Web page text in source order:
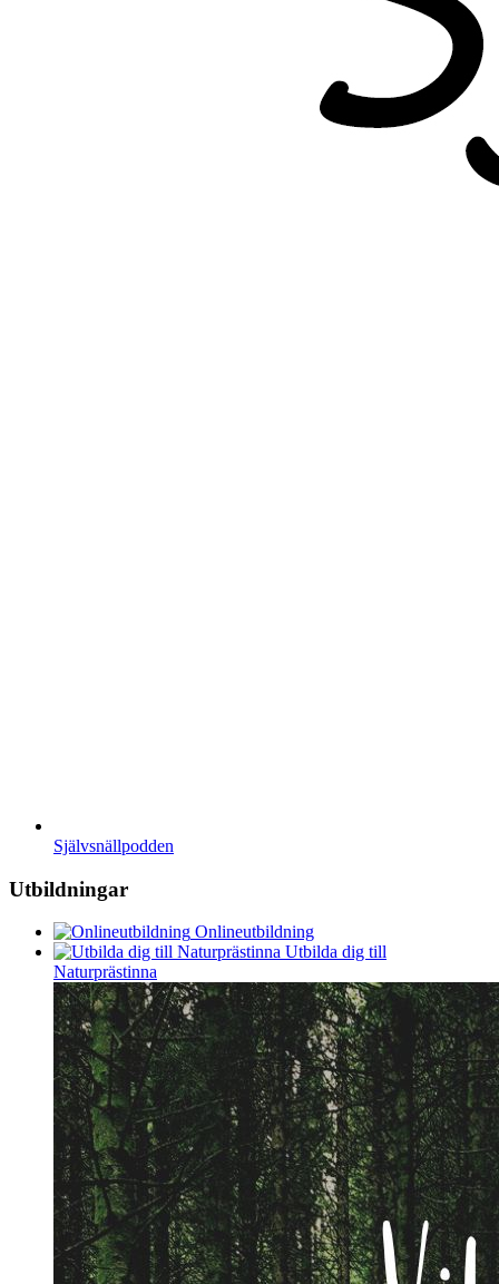
Självsnällpodden
Utbildningar
Onlineutbildning
Utbilda dig till
Naturprästinna